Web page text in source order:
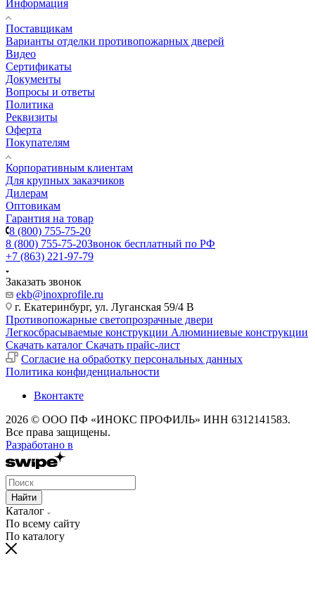
Информация
Поставщикам
Варианты отделки противопожарных дверей
Видео
Сертификаты
Документы
Вопросы и ответы
Политика
Реквизиты
Оферта
Покупателям
Корпоративным клиентам
Для крупных заказчиков
Дилерам
Оптовикам
Гарантия на товар
8 (800) 755-75-20
8 (800) 755-75-20Звонок бесплатный по РФ
+7 (863) 221-97-79
Заказать звонок
ekb@inoxprofile.ru
г. Екатеринбург, ул. Луганская 59/4 В
Противопожарные светопрозрачные двери
Легкосбрасываемые конструкции Алюминиевые конструкции
Скачать каталог Скачать прайс-лист
Cогласие на обработку персональных данных
Политика конфиденциальности
Вконтакте
2026 © ООО ПФ «ИНОКС ПРОФИЛЬ» ИНН 6312141583.
Все права защищены.
Разработано в
Найти
Каталог
По всему сайту
По каталогу